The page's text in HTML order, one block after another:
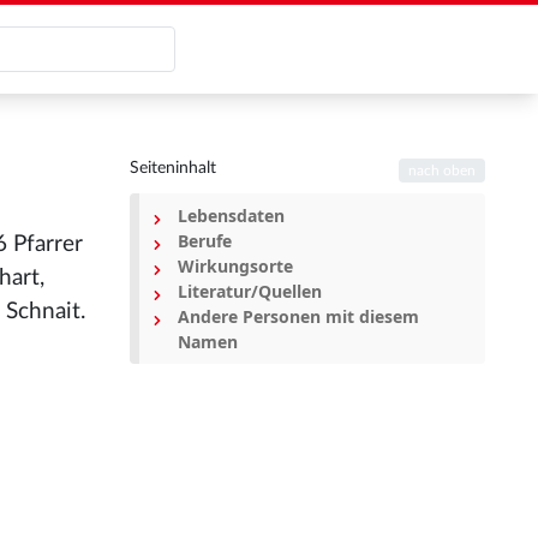
Pfarrer
Seiteninhalt
Lebensdaten
Berufe
Wirkungsorte
Literatur/Quellen
Andere Personen mit diesem
Namen